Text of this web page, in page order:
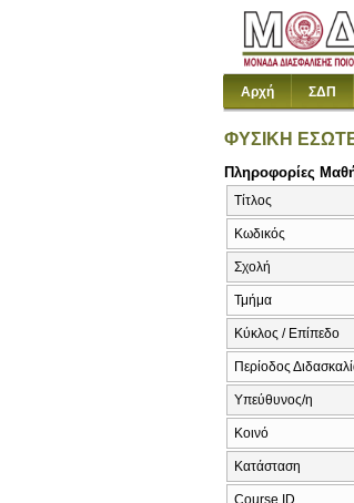
Αρχή ΣΔΠ
ΦΥΣΙΚΗ
Πληροφορίες
Τίτλος
Κωδικός
Σχολή
Τμήμα
Κύκλος / Επίπεδο
Περίοδος
Υπεύθυνος/η
Κοινό
Κατάσταση